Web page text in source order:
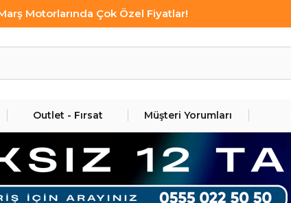
Motorlarında Çok Özel Fiyatlar!
Outlet - Fırsat Müşteri Yorumları